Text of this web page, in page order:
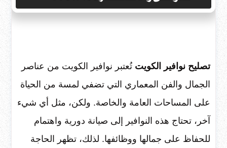
تصليح نوافير الكويت تُعتبر نوافير الكويت من عناصر
الجمال والفن المعماري التي تضفي لمسة من الحياة
على المساحات العامة والخاصة. ولكن، مثل أي شيء
آخر، تحتاج هذه النوافير إلى صيانة دورية واهتمام
للحفاظ على جمالها ووظائفها. لذلك، تظهر الحاجة